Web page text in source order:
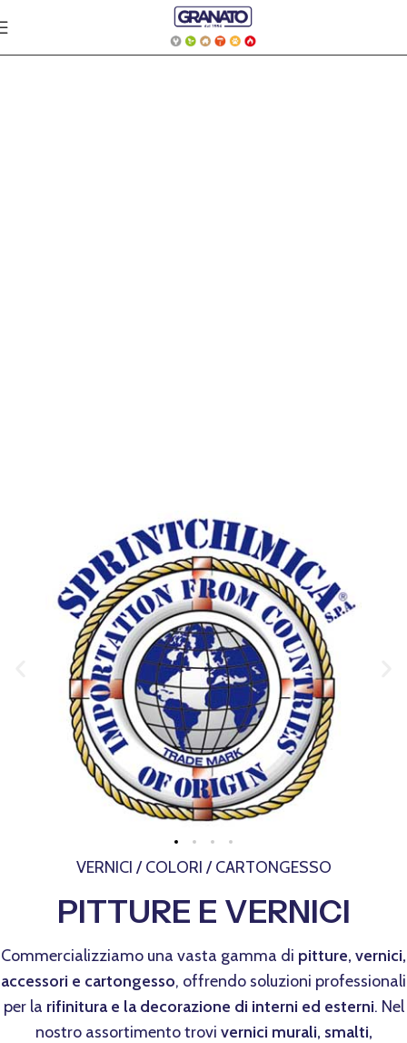
VERNICI / COLORI / CARTONGESSO
PITTURE E VERNICI
Commercializziamo una vasta gamma di pitture, vernici,
accessori e cartongesso, offrendo soluzioni professionali
per la rifinitura e la decorazione di interni ed esterni. Nel
nostro assortimento trovi vernici murali, smalti,